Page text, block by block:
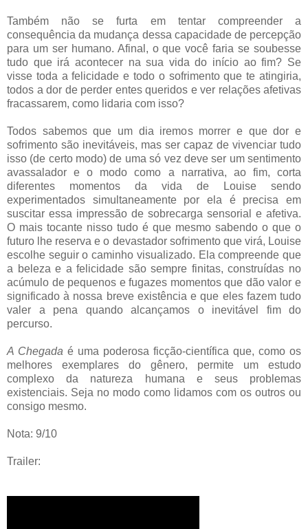
Também não se furta em tentar compreender a
consequência da mudança dessa capacidade de percepção
para um ser humano. Afinal, o que você faria se soubesse
tudo que irá acontecer na sua vida do início ao fim? Se
visse toda a felicidade e todo o sofrimento que te atingiria,
todos a dor de perder entes queridos e ver relações afetivas
fracassarem, como lidaria com isso?
Todos sabemos que um dia iremos morrer e que dor e
sofrimento são inevitáveis, mas ser capaz de vivenciar tudo
isso (de certo modo) de uma só vez deve ser um sentimento
avassalador e o modo como a narrativa, ao fim, corta
diferentes momentos da vida de Louise sendo
experimentados simultaneamente por ela é precisa em
suscitar essa impressão de sobrecarga sensorial e afetiva.
O mais tocante nisso tudo é que mesmo sabendo o que o
futuro lhe reserva e o devastador sofrimento que virá, Louise
escolhe seguir o caminho visualizado. Ela compreende que
a beleza e a felicidade são sempre finitas, construídas no
acúmulo de pequenos e fugazes momentos que dão valor e
significado à nossa breve existência e que eles fazem tudo
valer a pena quando alcançamos o inevitável fim do
percurso.
A Chegada é uma poderosa ficção-científica que, como os
melhores exemplares do gênero, permite um estudo
complexo da natureza humana e seus problemas
existenciais. Seja no modo como lidamos com os outros ou
consigo mesmo.
Nota: 9/10
Trailer: